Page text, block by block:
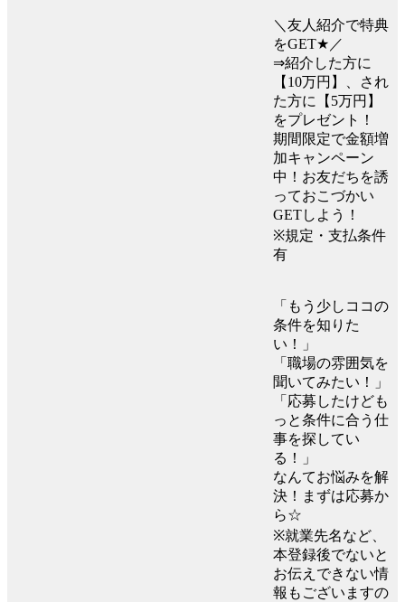
＼友人紹介で特典
をGET★／
⇒紹介した方に
【10万円】、され
た方に【5万円】
をプレゼント！
期間限定で金額増
加キャンペーン
中！お友だちを誘
っておこづかい
GETしよう！
※規定・支払条件
有
「もう少しココの
条件を知りた
い！」
「職場の雰囲気を
聞いてみたい！」
「応募したけども
っと条件に合う仕
事を探してい
る！」
なんてお悩みを解
決！まずは応募か
ら☆
※就業先名など、
本登録後でないと
お伝えできない情
報もございますの